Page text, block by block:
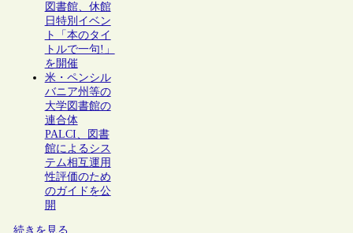
図書館、休館
日特別イベン
ト「本のタイ
トルで一句!」
を開催
米・ペンシル
バニア州等の
大学図書館の
連合体
PALCI、図書
館によるシス
テム相互運用
性評価のため
のガイドを公
開
続きを見る